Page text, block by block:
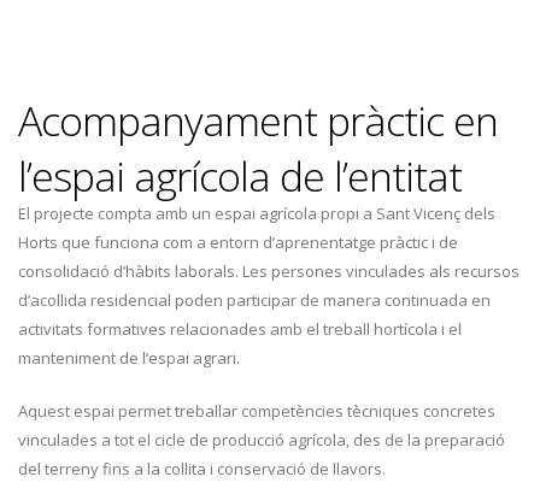
Acompanyament pràctic en
l’espai agrícola de l’entitat
El projecte compta amb un espai agrícola propi a Sant Vicenç dels
Horts que funciona com a entorn d’aprenentatge pràctic i de
consolidació d’hàbits laborals. Les persones vinculades als recursos
d’acollida residencial poden participar de manera continuada en
activitats formatives relacionades amb el treball hortícola i el
manteniment de l’espai agrari.
Aquest espai permet treballar competències tècniques concretes
vinculades a tot el cicle de producció agrícola, des de la preparació
del terreny fins a la collita i conservació de llavors.